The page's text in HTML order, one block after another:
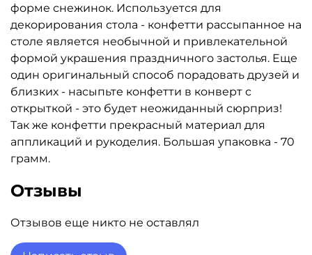
форме снежинок. Используется для
декорирования стола - конфетти рассыпанное на
столе является необычной и привлекательной
формой украшения праздничного застолья. Еще
один оригинальный способ порадовать друзей и
близких - насыпьте конфетти в конверт с
открыткой - это будет неожиданный сюрприз!
Так же конфетти прекрасный материал для
аппликаций и рукоделия. Большая упаковка - 70
грамм.
Отзывы
Отзывов еще никто не оставлял